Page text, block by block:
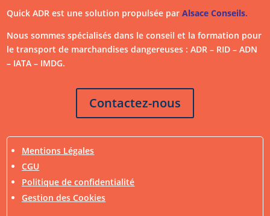
Quick ADR est une solution propulsée parAlsace Conseils.
Nous sommes spécialisés dans le conseil et la formation pour
le transport de marchandises dangereuses : ADR – RID – ADN
– IATA – IMDG.
Contactez-nous
Mentions Légales
CGU
Politique de confidentialité
Gestion des Cookies